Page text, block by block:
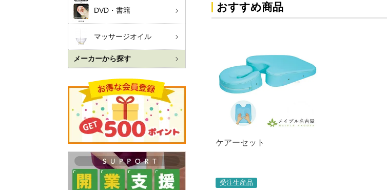
DVD・書籍
マッサージオイル
メーカーから探す
おすすめ商品
ケアーセット
受注生産品